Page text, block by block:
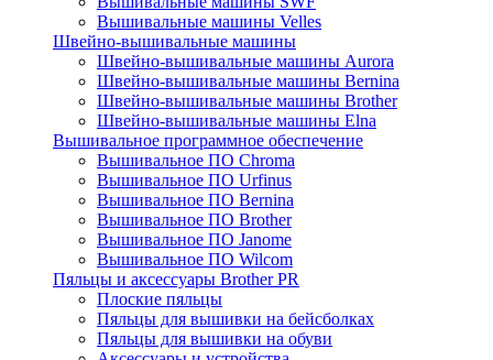
Вышивальные машины Velles
Швейно-вышивальные машины
Швейно-вышивальные машины Aurora
Швейно-вышивальные машины Bernina
Швейно-вышивальные машины Brother
Швейно-вышивальные машины Elna
Вышивальное программное обеспечение
Вышивальное ПО Chroma
Вышивальное ПО Urfinus
Вышивальное ПО Bernina
Вышивальное ПО Brother
Вышивальное ПО Janome
Вышивальное ПО Wilcom
Пяльцы и аксессуары Brother PR
Плоские пяльцы
Пяльцы для вышивки на бейсболках
Пяльцы для вышивки на обуви